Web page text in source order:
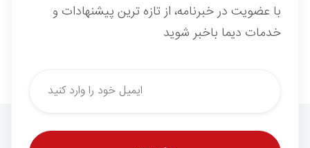
با عضویت در خبرنامه، از تازه ترین پیشنهادات و
خدمات دیما باخبر شوید